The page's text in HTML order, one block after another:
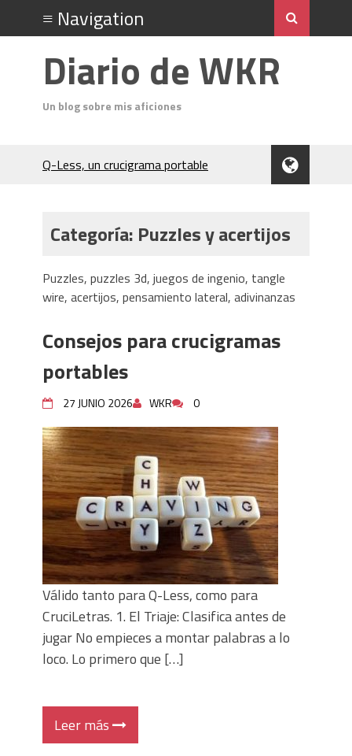
Diario de WKR
Un blog sobre mis aficiones
Q-Less, un crucigrama portable
Destripador
Flip 5 póquer
Odin (póquer)
(Hardboiled)
Denia, 1,2,3 (hardboiled)
Consejos para crucigramas portables
Categoría: Puzzles y acertijos
Puzzles, puzzles 3d, juegos de ingenio, tangle
wire, acertijos, pensamiento lateral, adivinanzas
Consejos para crucigramas
portables
27 JUNIO 2026 WKR 0
Válido tanto para Q-Less, como para
CruciLetras. 1. El Triaje: Clasifica antes de
jugar No empieces a montar palabras a lo
loco. Lo primero que […]
Leer más